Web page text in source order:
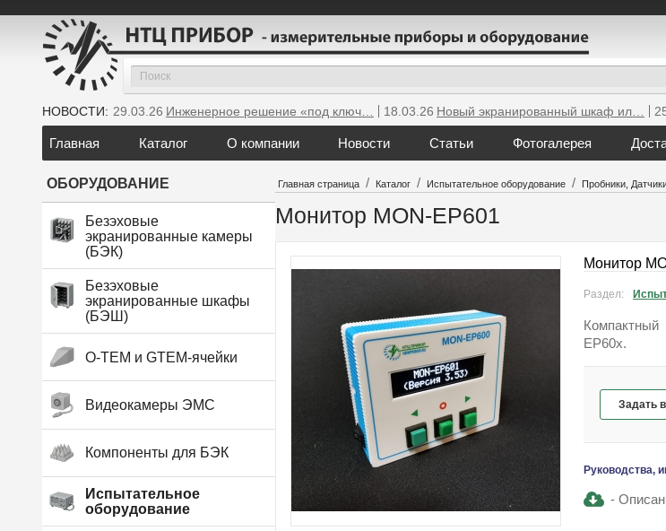
НОВОСТИ: 29.03.26 Инженерное решение «под ключ… 18.03.26 Новый экранированный шкаф ил…
Главная Каталог О компании Новости Статьи Фотогалерея
ОБОРУДОВАНИЕ
Безэховые
экранированные камеры
(БЭК)
Безэховые
экранированные шкафы
(БЭШ)
O-TEM и GTEM-ячейки
Видеокамеры ЭМС
Компоненты для БЭК
Испытательное
оборудование
Главная страница / Каталог / Испытательное оборудование / Пробники,
Монитор MON-EP601
Монитор
Раздел:
Компактный
EP60x.
Задать
Руководства,